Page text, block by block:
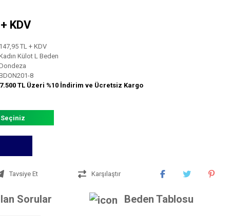
KDV
TL + KDV
Külot L Beden
8
7.500 TL Üzeri %10 İndirim ve Ücretsiz Kargo
Seçiniz
Tavsiye Et Karşılaştır
Sorular Beden Tablosu